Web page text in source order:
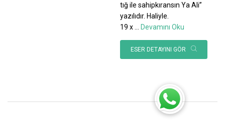
tığ ile sahipkıransın Ya Ali”
yazılıdır. Haliyle.
19 x
Devamını Oku
ESER DETAYINI GÖR